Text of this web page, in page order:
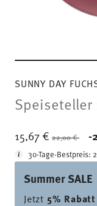
SUNNY DAY
Speiseteller
15,67 € Price
22,00 € -
30-Tage-Bestpreis:
Summer SALE
Jetzt 5%